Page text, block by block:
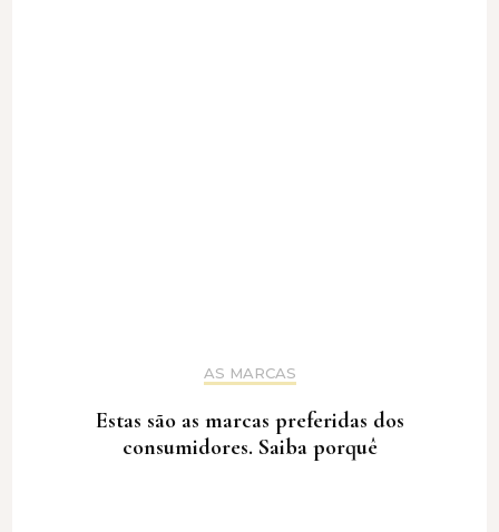
AS MARCAS
Estas são as marcas preferidas dos
consumidores. Saiba porquê